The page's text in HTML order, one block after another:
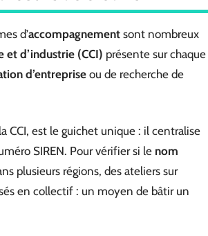
d’accompagnement sont nombreux
d’industrie (CCI) présente sur chaque
d’entreprise ou de recherche de
CCI, est le guichet unique : il centralise
SIREN. Pour vérifier si le nom
plusieurs régions, des ateliers sur
en collectif : un moyen de bâtir un